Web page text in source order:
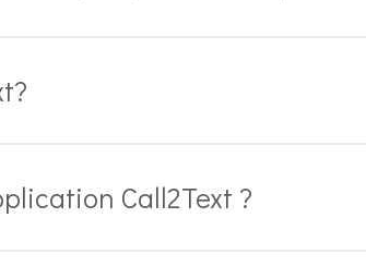
Call2Text ?